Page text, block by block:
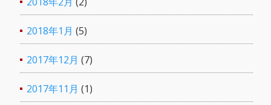
2018年1月 (5)
2017年12月 (7)
2017年11月 (1)